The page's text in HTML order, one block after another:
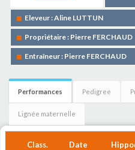
Eleveur : Aline LUTTUN
Propriétaire : Pierre FERCHAUD
Entraîneur : Pierre FERCHAUD
Performances Pedigree
Lignée maternelle
Class. Date